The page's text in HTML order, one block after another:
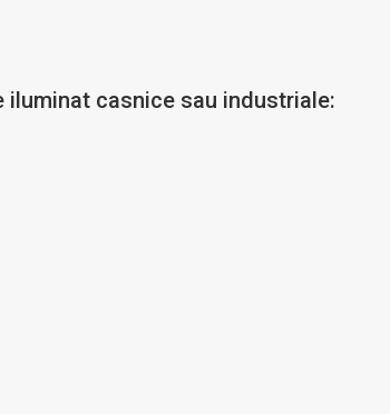
iluminat casnice sau industriale: